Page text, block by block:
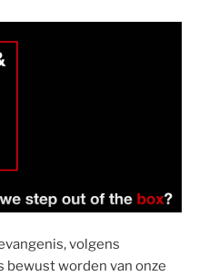
volgens
bewust worden van onze